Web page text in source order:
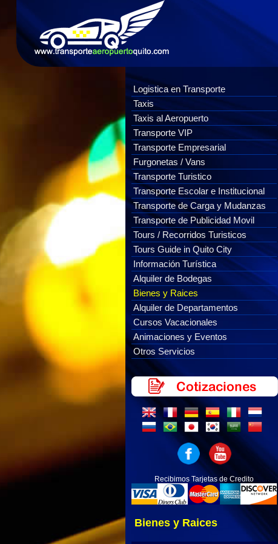
Logistica en Transporte
Taxis
Taxis al Aeropuerto
Transporte VIP
Transporte Empresarial
Furgonetas / Vans
Transporte Turistico
Transporte Escolar e Institucional
Transporte de Carga y Mudanzas
Transporte de Publicidad Movil
Tours / Recorridos Turisticos
Tours Guide in Quito City
Información Turística
Alquiler de Bodegas
Bienes y Raices
Alquiler de Departamentos
Cursos Vacacionales
Animaciones y Eventos
Otros Servicios
Recibimos Tarjetas de Credito
Bienes y Raices